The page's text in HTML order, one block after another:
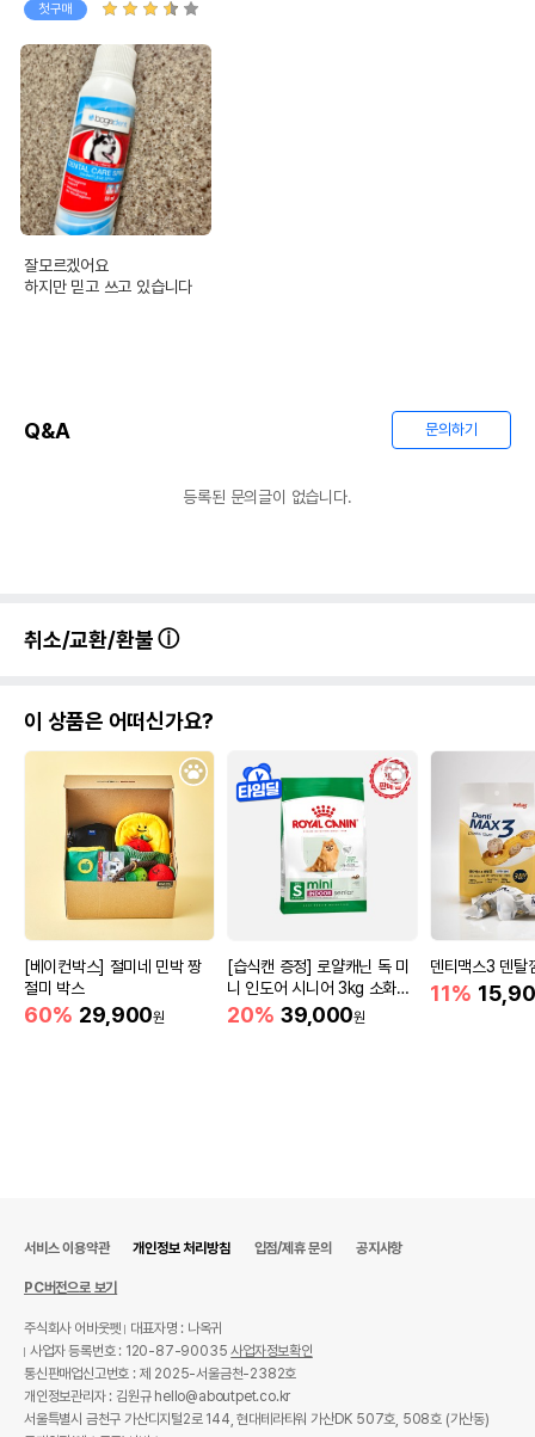
첫구매
잘모르겠어요
하지만 믿고 쓰고 있습니다
Q&A 문의하기
등록된 문의글이 없습니다.
취소/교환/환불
이 상품은 어떠신가요?
[베이컨박스] 절미네 민박 짱
절미 박스
60% 29,900원
[습식캔 증정] 로얄캐닌 독 미
니 인도어 시니어 3kg 소화도
움
20% 39,000원
덴티맥스3 덴탈
11%
서비스 이용약관 개인정보 처리방침 입점/제휴 문의 공지사항
PC버전으로 보기
주식회사 어바웃펫
대표자명 : 나옥귀
사업자 등록번호 : 120-87-90035사업자정보확인
통신판매업신고번호 : 제 2025-서울금천-2382호
개인정보관리자 : 김원규 hello@aboutpet.co.kr
서울특별시 금천구 가산디지털2로 144, 현대테라타워 가산DK 507호, 508호 (가산동)